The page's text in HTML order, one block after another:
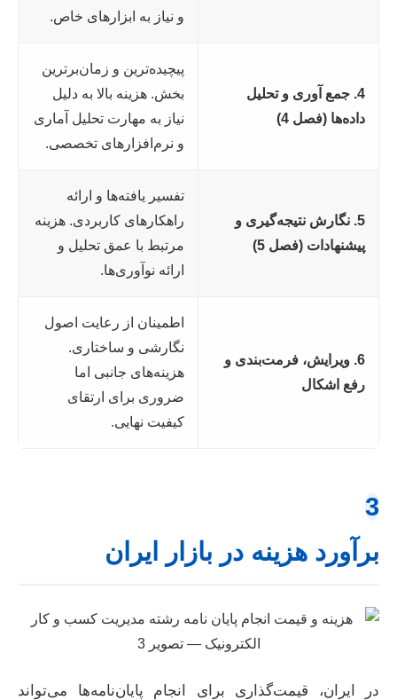
و نیاز به ابزارهای خاص.
4. جمع آوری و تحلیل
داده‌ها (فصل 4)
پیچیده‌ترین و زمان‌برترین
بخش. هزینه بالا به دلیل
نیاز به مهارت تحلیل آماری
و نرم‌افزارهای تخصصی.
5. نگارش نتیجه‌گیری و
پیشنهادات (فصل 5)
تفسیر یافته‌ها و ارائه
راهکارهای کاربردی. هزینه
مرتبط با عمق تحلیل و
ارائه نوآوری‌ها.
6. ویرایش، فرمت‌بندی و
رفع اشکال
اطمینان از رعایت اصول
نگارشی و ساختاری.
هزینه‌های جانبی اما
ضروری برای ارتقای
کیفیت نهایی.
3
برآورد هزینه در بازار ایران
در ایران، قیمت‌گذاری برای انجام پایان‌نامه‌ها می‌تواند